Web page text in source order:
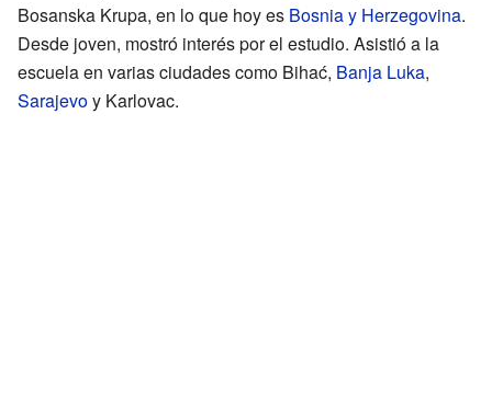
Bosanska Krupa, en lo que hoy es Bosnia y Herzegovina.
Desde joven, mostró interés por el estudio. Asistió a la
escuela en varias ciudades como Bihać, Banja Luka,
Sarajevoy Karlovac.